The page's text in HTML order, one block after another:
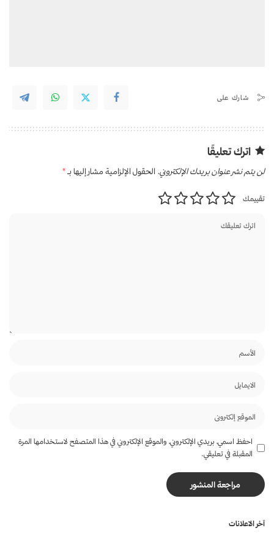
شارك على
اترك تعليقًا
لن يتم نشر عنوان بريدك الإلكتروني. الحقول الإلزامية مشار إليها بـ*
تقييمك
احفظ اسمي، بريدي الإلكتروني، والموقع الإلكتروني في هذا المتصفح لاستخدامها المرة
المقبلة في تعليقي.
آخر الاعلانات